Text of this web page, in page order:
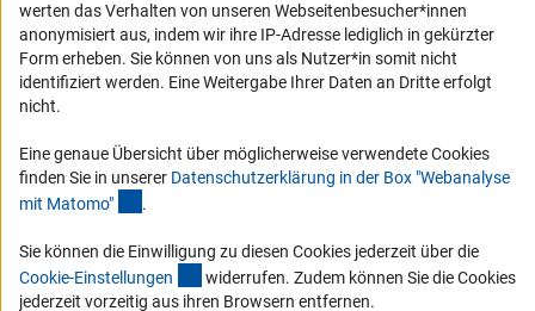
Barriere melden
DFG-aktuell
Erhalten Sie Neuigkeiten aus der DFG direkt in Ihr Mailpostfach oder
Zum Newsletter
werten das Verhalten von unseren Webseitenbesucher*innen
anonymisiert aus, indem wir ihre IP-Adresse lediglich in gekürzter
Form erheben. Sie können von uns als Nutzer*in somit nicht
identifiziert werden. Eine Weitergabe Ihrer Daten an Dritte erfolgt
nicht.
Eine genaue Übersicht über möglicherweise verwendete Cookies
finden Sie in unserer Datenschutzerklärung in der Box "Webanalyse
mit Matomo" .
Sie können die Einwilligung zu diesen Cookies jederzeit über die
Cookie-Einstellungen (interner Link)
widerrufen. Zudem können Sie die Cookies
jederzeit vorzeitig aus ihren Browsern entfernen.